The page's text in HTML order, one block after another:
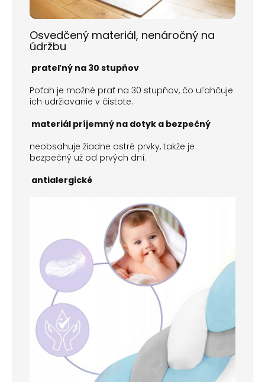
Osvedčený materiál, nenáročný na
údržbu
prateľný na 30 stupňov
Poťah je možné prať na 30 stupňov, čo uľahčuje
ich udržiavanie v čistote.
materiál príjemný na dotyk a bezpečný
neobsahuje žiadne ostré prvky, takže je
bezpečný už od prvých dní.
antialergické